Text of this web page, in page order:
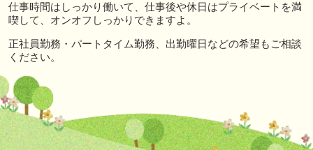
仕事時間はしっかり働いて、仕事後や休日はプライベートを満
喫して、オンオフしっかりできますよ。
正社員勤務・パートタイム勤務、出勤曜日などの希望もご相談
ください。